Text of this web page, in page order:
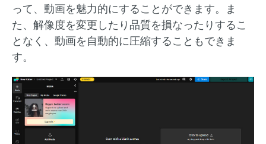
って、動画を魅力的にすることができます。ま
た、解像度を変更したり品質を損なったりするこ
となく、動画を自動的に圧縮することもできま
す。